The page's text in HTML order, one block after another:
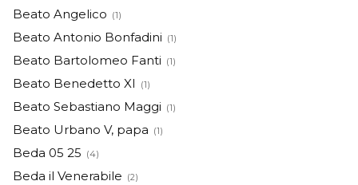
Beato Angelico (1)
Beato Antonio Bonfadini (1)
Beato Bartolomeo Fanti (1)
Beato Benedetto XI (1)
Beato Sebastiano Maggi (1)
Beato Urbano V, papa (1)
Beda 05 25 (4)
Beda il Venerabile (2)